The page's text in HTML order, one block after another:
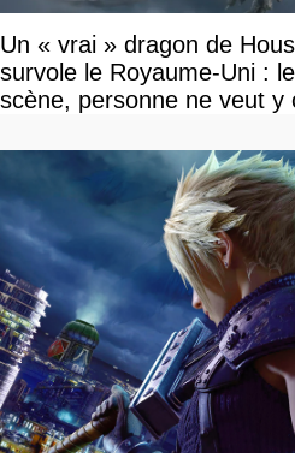
Un « vrai » dragon de
survole le Royaume-Uni :
scène, personne ne veut y